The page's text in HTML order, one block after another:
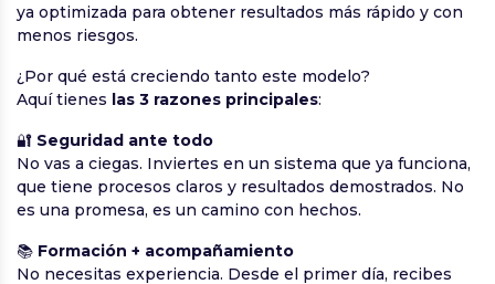
ya optimizada para obtener resultados más rápido y con
menos riesgos.
¿Por qué está creciendo tanto este modelo?
Aquí tienes las 3 razones principales:
🔐 Seguridad ante todo
No vas a ciegas. Inviertes en un sistema que ya funciona,
que tiene procesos claros y resultados demostrados. No
es una promesa, es un camino con hechos.
📚 Formación + acompañamiento
No necesitas experiencia. Desde el primer día, recibes